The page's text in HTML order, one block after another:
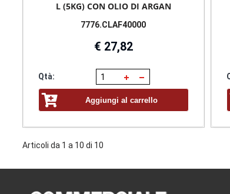
L (5KG) CON OLIO DI ARGAN
7776.CLAF40000
€ 27,82
Qtà:
Aggiungi al carrello
Articoli da 1 a 10 di 10